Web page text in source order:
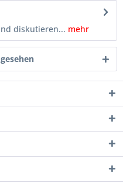
diskutieren... mehr